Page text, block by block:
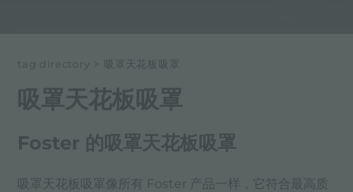
tag directory > 吸罩天花板吸罩
吸罩天花板吸罩
Foster 的吸罩天花板吸罩
吸罩天花板吸罩像所有 Foster 产品一样，它符合最高质